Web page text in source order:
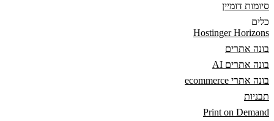
סיומות דומיין
כלים
Hostinger Horizons
בונה אתרים
בונה אתרים AI
בונה אתרי ecommerce
תבניות
Print on Demand